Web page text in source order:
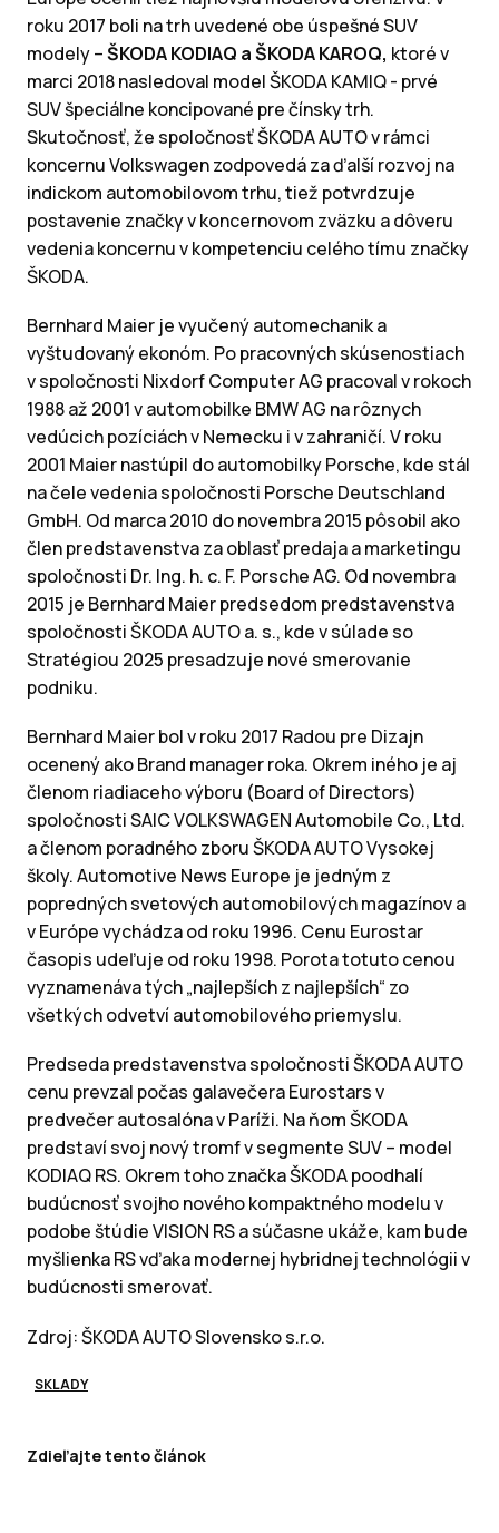
roku 2017 boli na trh uvedené obe úspešné SUV
modely –ŠKODA KODIAQ a ŠKODA KAROQ, ktoré v
marci 2018 nasledoval model ŠKODA KAMIQ - prvé
SUV špeciálne koncipované pre čínsky trh.
Skutočnosť, že spoločnosť ŠKODA AUTO v rámci
koncernu Volkswagen zodpovedá za ďalší rozvoj na
indickom automobilovom trhu, tiež potvrdzuje
postavenie značky v koncernovom zväzku a dôveru
vedenia koncernu v kompetenciu celého tímu značky
ŠKODA.
Bernhard Maier je vyučený automechanik a
vyštudovaný ekonóm. Po pracovných skúsenostiach
v spoločnosti Nixdorf Computer AG pracoval v rokoch
1988 až 2001 v automobilke BMW AG na rôznych
vedúcich pozíciách v Nemecku i v zahraničí. V roku
2001 Maier nastúpil do automobilky Porsche, kde stál
na čele vedenia spoločnosti Porsche Deutschland
GmbH. Od marca 2010 do novembra 2015 pôsobil ako
člen predstavenstva za oblasť predaja a marketingu
spoločnosti Dr. Ing. h. c. F. Porsche AG. Od novembra
2015 je Bernhard Maier predsedom predstavenstva
spoločnosti ŠKODA AUTO a. s., kde v súlade so
Stratégiou 2025 presadzuje nové smerovanie
podniku.
Bernhard Maier bol v roku 2017 Radou pre Dizajn
ocenený ako Brand manager roka. Okrem iného je aj
členom riadiaceho výboru (Board of Directors)
spoločnosti SAIC VOLKSWAGEN Automobile Co., Ltd.
a členom poradného zboru ŠKODA AUTO Vysokej
školy. Automotive News Europe je jedným z
popredných svetových automobilových magazínov a
v Európe vychádza od roku 1996. Cenu Eurostar
časopis udeľuje od roku 1998. Porota totuto cenou
vyznamenáva tých „najlepších z najlepších“ zo
všetkých odvetví automobilového priemyslu.
Predseda predstavenstva spoločnosti ŠKODA AUTO
cenu prevzal počas galavečera Eurostars v
predvečer autosalóna v Paríži. Na ňom ŠKODA
predstaví svoj nový tromf v segmente SUV – model
KODIAQ RS. Okrem toho značka ŠKODA poodhalí
budúcnosť svojho nového kompaktného modelu v
podobe štúdie VISION RS a súčasne ukáže, kam bude
myšlienka RS vďaka modernej hybridnej technológii v
budúcnosti smerovať.
Zdroj: ŠKODA AUTO Slovensko s.r.o.
SKLADY
Zdieľajte tento článok